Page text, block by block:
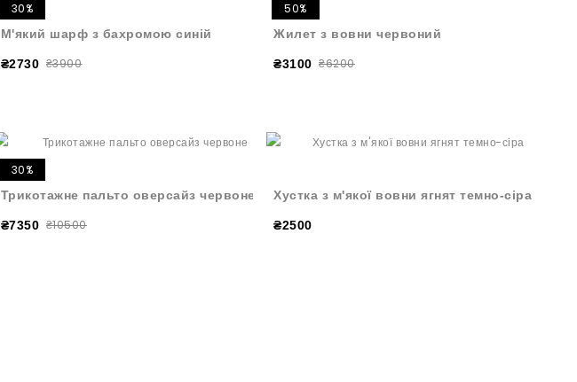
30%
М'який шарф з бахромою синій
₴2730 ₴3900
50%
Жилет з вовни червоний
₴3100 ₴6200
30%
Трикотажне пальто оверсайз червоне
₴7350 ₴10500
Хустка з м'якої вовни ягнят темно-сіра
₴2500